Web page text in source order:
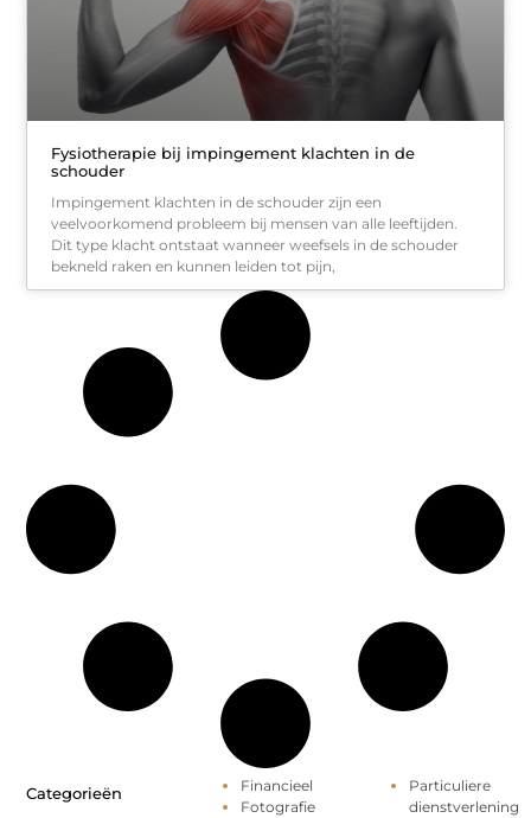
Fysiotherapie bij impingement klachten in de
schouder
Impingement klachten in de schouder zijn een
veelvoorkomend probleem bij mensen van alle leeftijden.
Dit type klacht ontstaat wanneer weefsels in de schouder
bekneld raken en kunnen leiden tot pijn,
Categorieën
Financieel
Fotografie
Particuliere
dienstverlening